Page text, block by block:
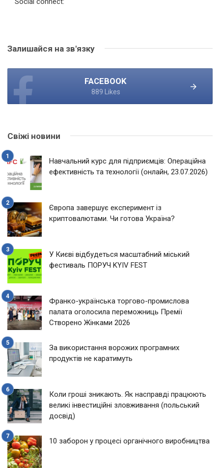
Залишайся на зв'язку
FACEBOOK
889 Likes
Свіжі новини
Навчальний курс для підприємців: Операційна
ефективність та технології (онлайн, 23.07.2026)
Європа завершує експеримент із
криптовалютами. Чи готова Україна?
У Києві відбудеться масштабний міський
фестиваль ПОРУЧ KYIV FEST
Франко-українська торгово-промислова
палата оголосила переможниць Премії
Створено Жінками 2026
За використання ворожих програмних
продуктів не каратимуть
Коли гроші зникають. Як насправді працюють
великі інвестиційні зловживання (польський
досвід)
10 заборон у процесі органічного виробництва